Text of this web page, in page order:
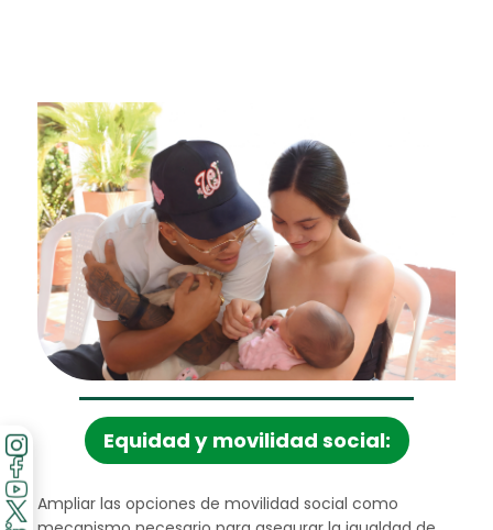
equidad y movilidad social:
Ampliar las opciones de movilidad social como